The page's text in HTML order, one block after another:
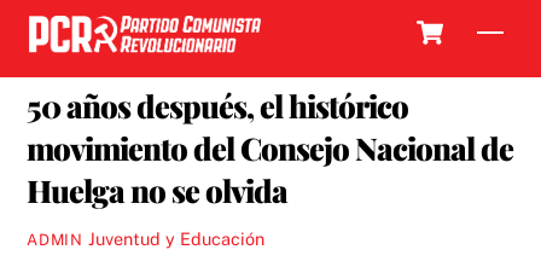
Skip
content
50 años después, el histórico
movimiento del Consejo Nacional de
Huelga no se olvida
ADMIN Juventud y Educación